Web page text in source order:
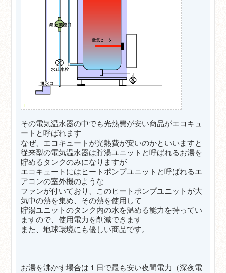
その電気温水器の中でも光熱費が安い商品がエコキュ
ートと呼ばれます
なぜ、エコキュートが光熱費が安いのかといいますと
従来型の電気温水器は貯湯ユニットと呼ばれるお湯を
貯めるタンクのみになりますが
エコキュートにはヒートポンプユニットと呼ばれるエ
アコンの室外機のような
ファンが付いており、このヒートポンプユニットが大
気中の熱を集め、その熱を使用して
貯湯ユニットのタンク内の水を温める能力を持ってい
ますので、使用電力を削減できます
また、地球環境にも優しい商品です。
お湯を沸かす場合は１日で最も安い夜間電力（深夜電